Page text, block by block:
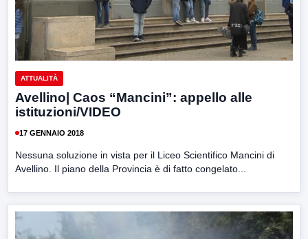
ATTUALITÀ
Avellino| Caos “Mancini”: appello alle
istituzioni/VIDEO
17 GENNAIO 2018
Nessuna soluzione in vista per il Liceo Scientifico Mancini di
Avellino. Il piano della Provincia è di fatto congelato...